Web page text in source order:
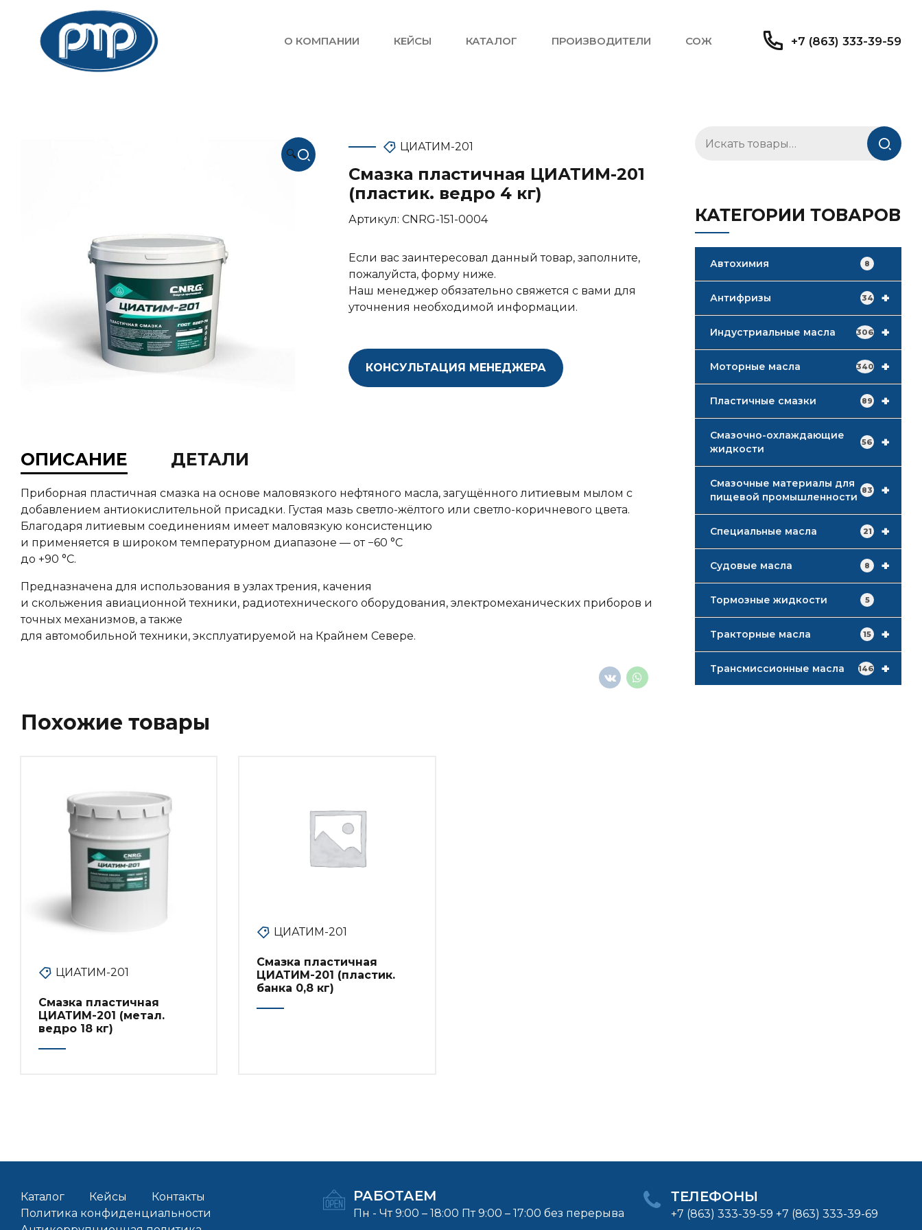
+7 (863) 333-39-59
О КОМПАНИИ КЕЙСЫ КАТАЛОГ ПРОИЗВОДИТЕЛИ СОЖ
🔍
ЦИАТИМ-201
Смазка пластичная ЦИАТИМ-201
(пластик. ведро 4 кг)
Артикул: CNRG-151-0004
Если вас заинтересовал данный товар, заполните,
пожалуйста, форму ниже.
Наш менеджер обязательно свяжется с вами для
уточнения необходимой информации.
КОНСУЛЬТАЦИЯ МЕНЕДЖЕРА
ОПИСАНИЕ ДЕТАЛИ
Приборная пластичная смазка на основе маловязкого нефтяного масла, загущённого литиевым мылом с
добавлением антиокислительной присадки. Густая мазь светло-жёлтого или светло-коричневого цвета.
Благодаря литиевым соединениям имеет маловязкую консистенцию
и применяется в широком температурном диапазоне — от −60 °С
до +90 °С.
Предназначена для использования в узлах трения, качения
и скольжения авиационной техники, радиотехнического оборудования, электромеханических приборов и
точных механизмов, а также
для автомобильной техники, эксплуатируемой на Крайнем Севере.
Похожие товары
ЦИАТИМ-201
Смазка пластичная
ЦИАТИМ-201 (метал.
ведро 18 кг)
ЦИАТИМ-201
Смазка пластичная
ЦИАТИМ-201 (пластик.
банка 0,8 кг)
КАТЕГОРИИ ТОВАРОВ
Автохимия 8
+
Антифризы 34
+
Индустриальные масла 306
+
Моторные масла 340
+
Пластичные смазки 89
+
Смазочно-охлаждающие
жидкости
56
+
Смазочные материалы для
пищевой промышленности
83
+
Специальные масла 21
+
Судовые масла 8
Тормозные жидкости 5
+
Тракторные масла 15
+
Трансмиссионные масла 146
Каталог Кейсы
Контакты
Политика конфиденциальности
РАБОТАЕМ
Пн - Чт 9:00 – 18:00 Пт 9:00 – 17:00 без перерыва
ТЕЛЕФОНЫ
+7 (863) 333-39-59 +7 (863) 333-39-69